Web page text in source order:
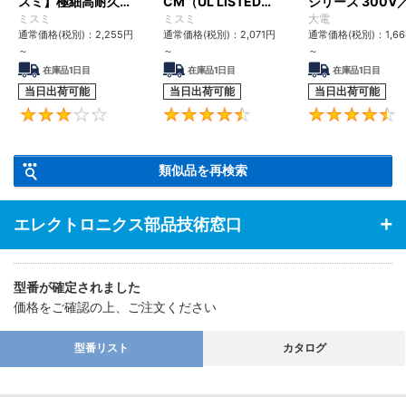
ボットケーブル（シ
ールド無・有）
ミスミ
通常価格(税別)： 2,255円
～
在庫品1日目
当日出荷可能
3
格・NEPA対応） 小
径
ミスミ
通常価格(税別)： 2,071円
～
在庫品1日目
当日出荷可能
4.6
UL2517
大電
通常価格(税別)：
～
在庫品1日目
当日出荷可能
類似品を再検索
エレクトロニクス部品技術窓口
型番が確定されました
価格をご確認の上、ご注文ください
型番リスト カタログ